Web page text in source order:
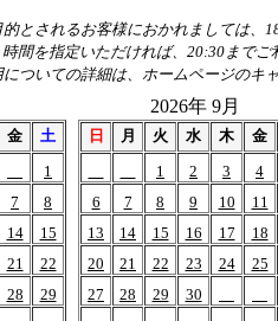
とされるお客様におかれましては、
間を指定いただければ、20:30までご
ついての詳細は、ホームページのキ
金
土
1
7
8
14
15
21
22
28
29
2026年 9月
日 月 火 水 木 金
1
2 3 4
6
7 8 9 10 11
13
14 15 16 17 18
20
21 22 23 24 25
27
28 29 30